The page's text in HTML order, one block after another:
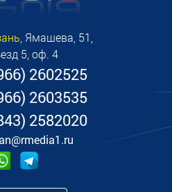
, Ямашева, 51,
5, оф. 4
2602525
2603535
2582020